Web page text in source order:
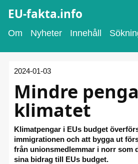
EU-fakta.info
Om Nyheter Innehåll
2024-01-03
Mindre
klimatet
Klimatpengar i EUs budget
immigrationen och att bygga ut
från unionsmedlemmar i norr som
sina bidrag till EUs budget.